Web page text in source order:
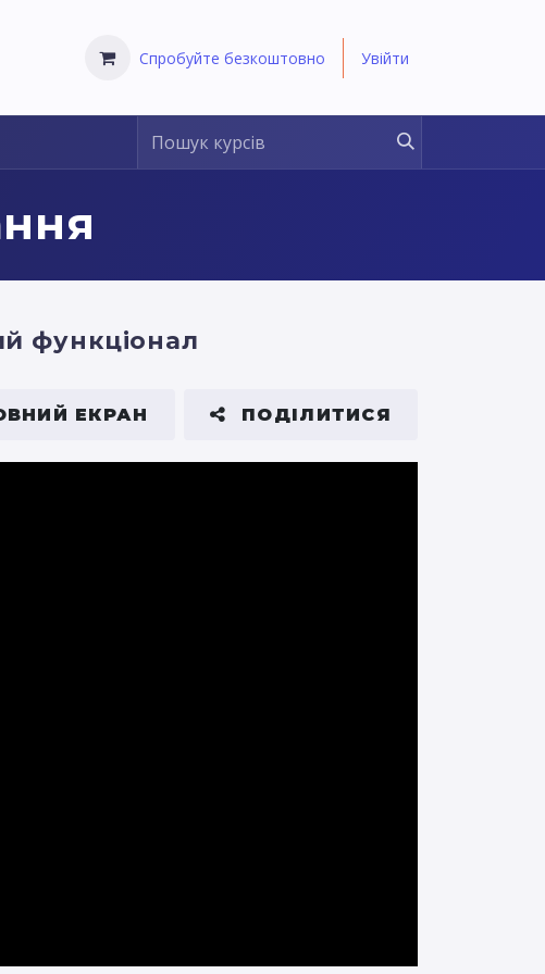
Спробуйте безкоштовно Увійти
функціонал
ЕКРАН ПОДІЛИТИСЯ